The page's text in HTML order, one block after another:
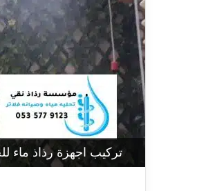
تركيب اجهزة رذاذ ماء